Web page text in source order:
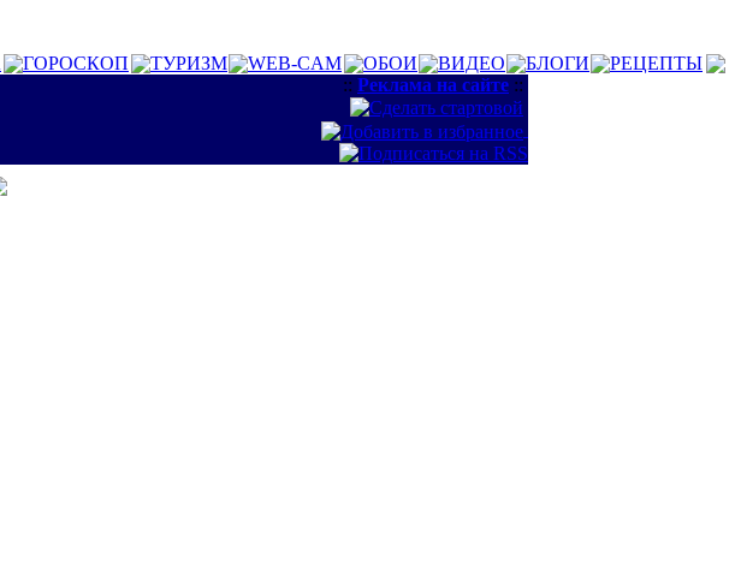
ГОРОСКОП ТУРИЗМ WEB-CAM ОБОИ ВИДЕО БЛОГИ
РЕЦЕПТЫ
:: Реклама на сайте ::